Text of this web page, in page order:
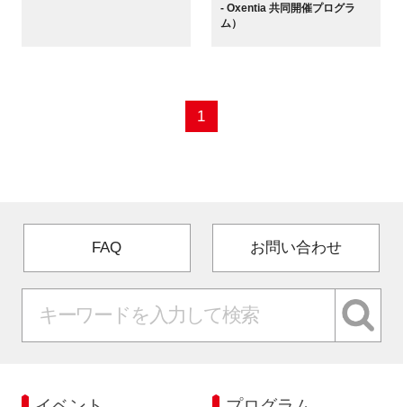
- Oxentia 共同開催プログラ
ム）
1
FAQ お問い合わせ